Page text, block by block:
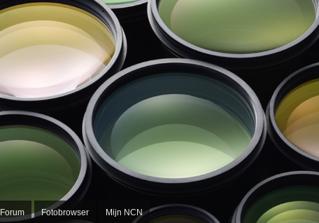
Forum Fotobrowser Mijn NCN